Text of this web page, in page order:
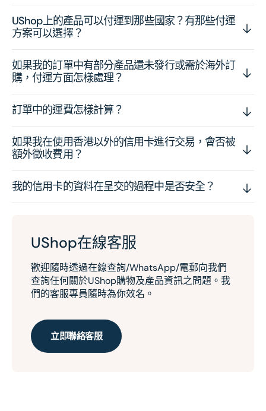
UShop上的產品可以付運到那些國家？有那些付運
方案可以選擇？
如果我的訂單中有部分產品還未發行或需於海外訂
購，付運方面怎樣處理？
訂單中的運費怎樣計算？
如果我在使用香港以外的信用卡進行交易，會否被
額外徵收費用？
我的信用卡的資料在呈交的過程中是否安全？
UShop在線客服
歡迎隨時透過在線查詢/WhatsApp/電郵向我們
查詢任何關於UShop購物及產品資訊之問題。我
們的客服專員隨時為你效名。
立即聯絡客服